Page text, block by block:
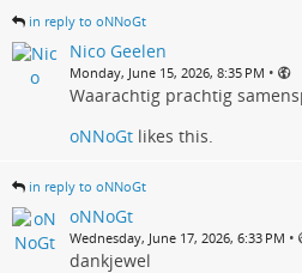
in reply to oNNoGt
Nico Geelen
Monday, June 15, 2026, 8:35 PM •
Waarachtig prachtig
oNNoGt likes this.
in reply to oNNoGt
oNNoGt
Wednesday, June 17, 2026, 6:33 PM •
dankjewel